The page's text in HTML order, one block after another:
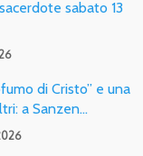
sabato 13
di Cristo” e una
a Sanzen…